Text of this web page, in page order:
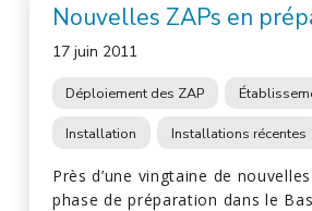
Nouvelles ZAPs en
17 juin 2011
Déploiement des ZAP
Installation Installations récentes
Près d’une vingtaine de
phase de préparation dans le